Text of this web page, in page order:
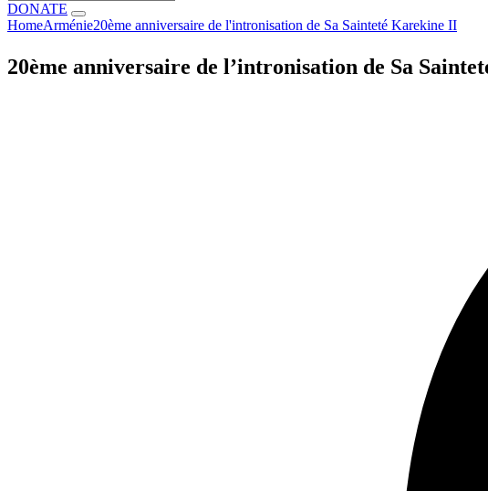
DONATE
HomeArménie20ème anniversaire de l'intronisation de Sa Sainteté Karekine II
20ème anniversaire de l’intronisation de Sa